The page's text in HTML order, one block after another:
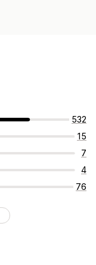
532
15
7
4
76